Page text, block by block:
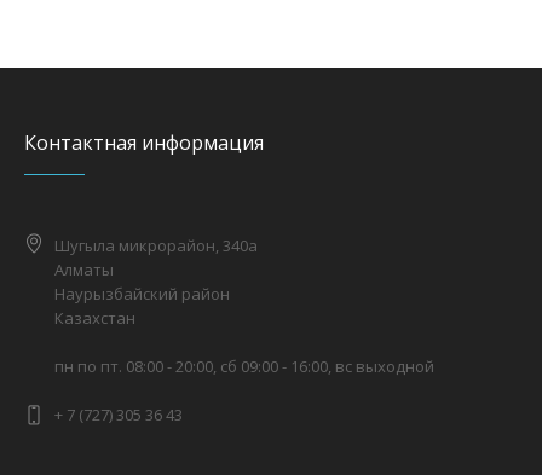
Контактная информация
Шугыла микрорайон, 340а
Алматы
Наурызбайский район
Казахстан
пн по пт. 08:00 - 20:00, сб 09:00 - 16:00, вс выходной
+ 7 (727) 305 36 43